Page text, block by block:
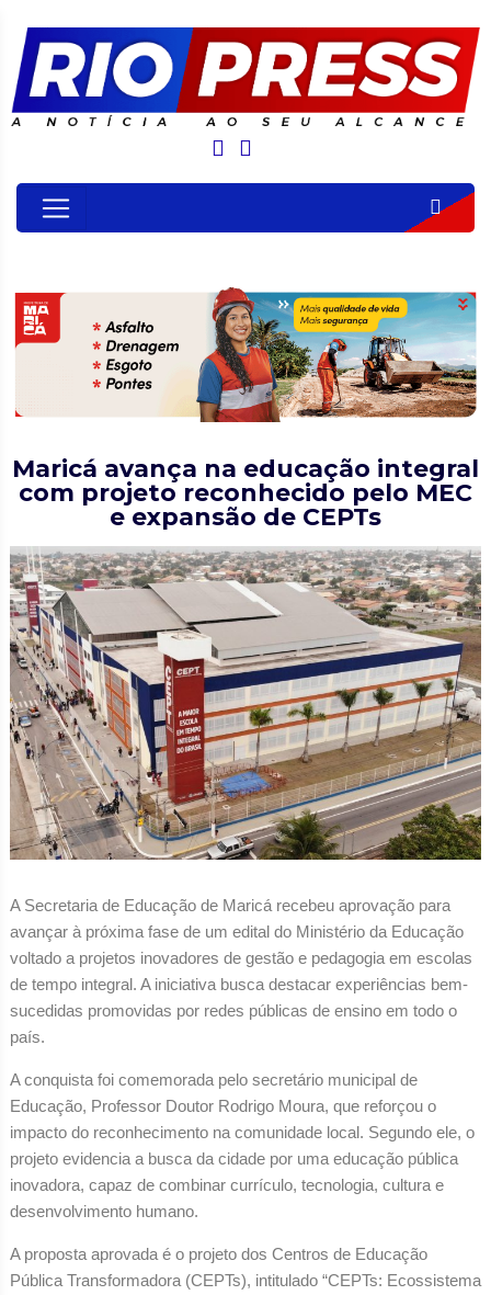
Maricá avança na educação integral
com projeto reconhecido pelo MEC
e expansão de CEPTs
A Secretaria de Educação de Maricá recebeu aprovação para
avançar à próxima fase de um edital do Ministério da Educação
voltado a projetos inovadores de gestão e pedagogia em escolas
de tempo integral. A iniciativa busca destacar experiências bem-
sucedidas promovidas por redes públicas de ensino em todo o
país.
A conquista foi comemorada pelo secretário municipal de
Educação, Professor Doutor Rodrigo Moura, que reforçou o
impacto do reconhecimento na comunidade local. Segundo ele, o
projeto evidencia a busca da cidade por uma educação pública
inovadora, capaz de combinar currículo, tecnologia, cultura e
desenvolvimento humano.
A proposta aprovada é o projeto dos Centros de Educação
Pública Transformadora (CEPTs), intitulado “CEPTs: Ecossistema